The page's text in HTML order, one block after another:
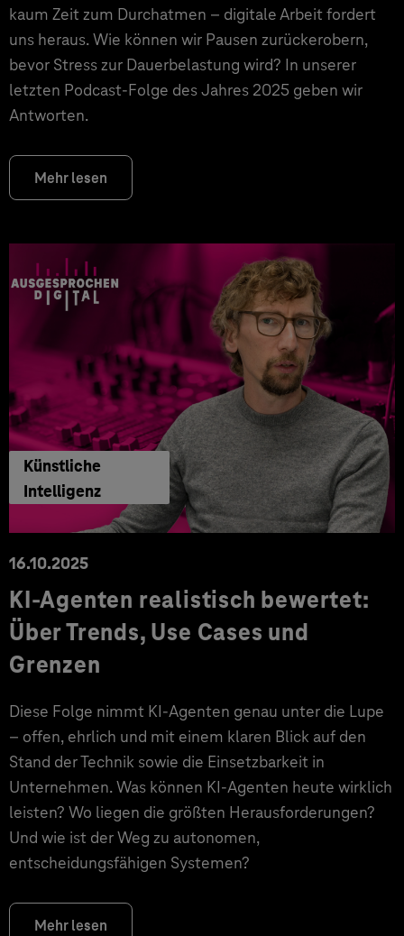
kaum Zeit zum Durchatmen – digitale Arbeit fordert
uns heraus. Wie können wir Pausen zurückerobern,
bevor Stress zur Dauerbelastung wird? In unserer
letzten Podcast-Folge des Jahres 2025 geben wir
Antworten.
Mehr lesen
Künstliche
Intelligenz
16.10.2025
KI-Agenten realistisch bewertet:
Über Trends, Use Cases und
Grenzen
Diese Folge nimmt KI-Agenten genau unter die Lupe
– offen, ehrlich und mit einem klaren Blick auf den
Stand der Technik sowie die Einsetzbarkeit in
Unternehmen. Was können KI-Agenten heute wirklich
leisten? Wo liegen die größten Herausforderungen?
Und wie ist der Weg zu autonomen,
entscheidungsfähigen Systemen?
Mehr lesen